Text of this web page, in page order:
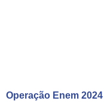
Operação Enem 2024